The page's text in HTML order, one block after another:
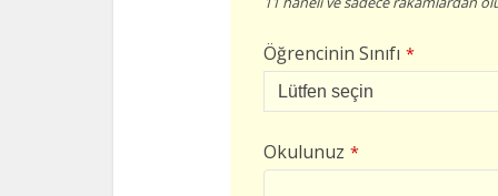
Öğrencinin Sınıfı *
Okulunuz *